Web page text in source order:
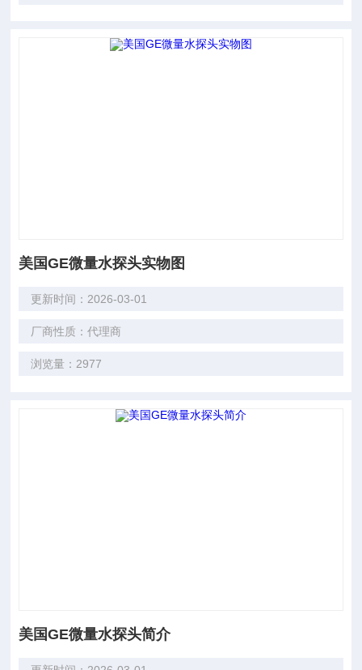
美国GE微量水探头实物图
更新时间：2026-03-01
厂商性质：代理商
浏览量：2977
美国GE微量水探头简介